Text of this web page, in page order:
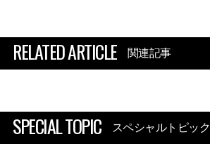
RELATED ARTICLE 関連記事
SPECIAL TOPIC スペシャルトピック